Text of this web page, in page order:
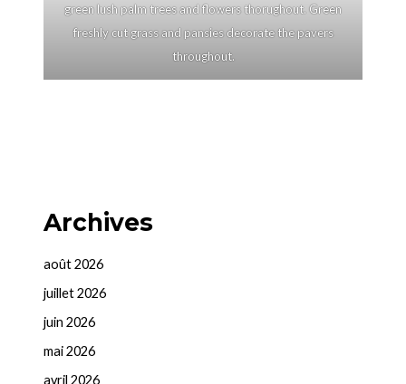
green lush palm trees and flowers thorughout. Green
freshly cut grass and pansies decorate the pavers
throughout.
Archives
août 2026
juillet 2026
juin 2026
mai 2026
avril 2026